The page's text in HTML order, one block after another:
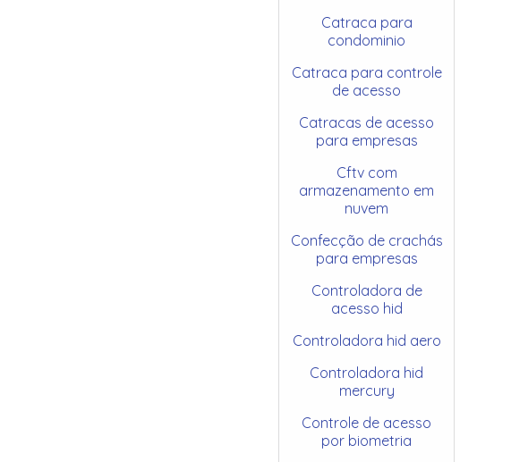
Catraca para
condominio
Catraca para controle
de acesso
Catracas de acesso
para empresas
Cftv com
armazenamento em
nuvem
Confecção de crachás
para empresas
Controladora de
acesso hid
Controladora hid aero
Controladora hid
mercury
Controle de acesso
por biometria